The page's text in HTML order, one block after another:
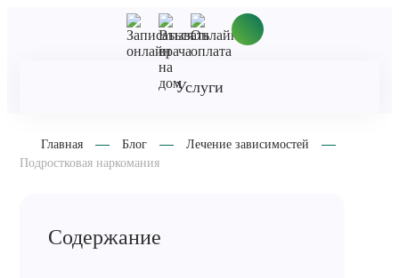
Услуги
Главная Блог
Лечение зависимостей
Подростковая наркомания
Содержание